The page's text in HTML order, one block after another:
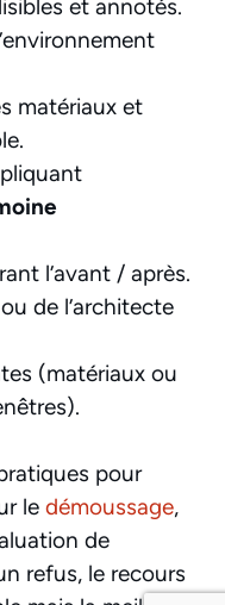
et annotés.
matériaux et
l’avant / après.
de l’architecte
(matériaux ou
pour
le démoussage,
de
refus, le recours